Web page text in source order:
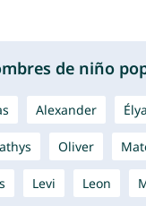
de niño
Alexander
Oliver
Levi Leon